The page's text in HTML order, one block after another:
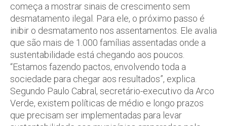
começa a mostrar sinais de crescimento sem
desmatamento ilegal. Para ele, o próximo passo é
inibir o desmatamento nos assentamentos. Ele avalia
que são mais de 1.000 famílias assentadas onde a
sustentabilidade está chegando aos poucos.
“Estamos fazendo pactos, envolvendo toda a
sociedade para chegar aos resultados”, explica.
Segundo Paulo Cabral, secretário-executivo da Arco
Verde, existem políticas de médio e longo prazos
que precisam ser implementadas para levar